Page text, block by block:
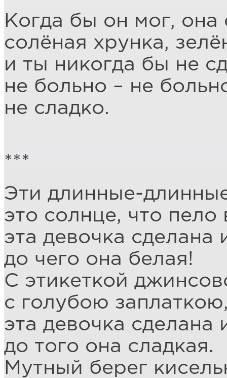
Когда бы он мог,
солёная хрунка,
и ты никогда бы не
не больно – не
не сладко.
***
Эти длинные-
это солнце, что пело
эта девочка сделана
до чего она белая!
С этикеткой
с голубою
эта девочка сделана
до того она сладкая.
Мутный берег